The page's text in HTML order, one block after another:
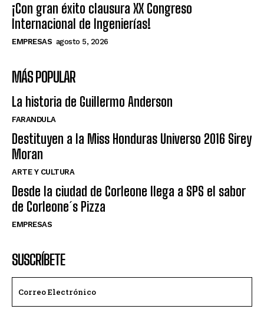
¡Con gran éxito clausura XX Congreso
Internacional de Ingenierías!
EMPRESAS agosto 5, 2026
MÁS POPULAR
La historia de Guillermo Anderson
FARANDULA
Destituyen a la Miss Honduras Universo 2016 Sirey
Moran
ARTE Y CULTURA
Desde la ciudad de Corleone llega a SPS el sabor
de Corleone´s Pizza
EMPRESAS
SUSCRÍBETE